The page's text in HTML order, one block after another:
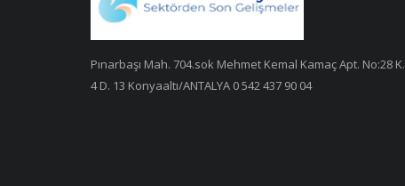
Pınarbaşı Mah. 704.sok Mehmet Kemal Kamaç Apt. No:28 K.
4 D. 13 Konyaaltı/ANTALYA 0 542 437 90 04